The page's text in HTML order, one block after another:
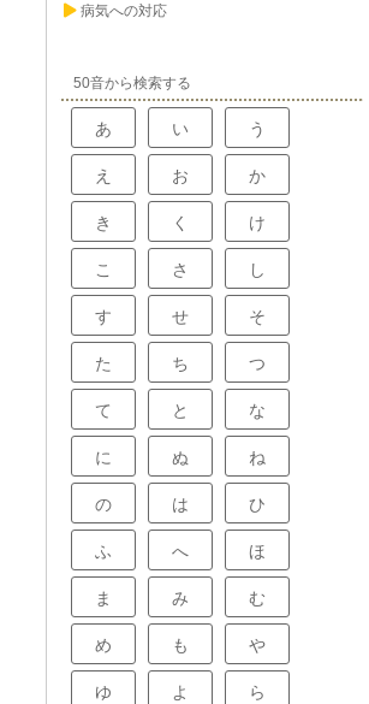
病気への対応
50音から検索する
あ い う
え お か
き く け
こ さ し
す せ そ
た ち つ
て と な
に ぬ ね
の は ひ
ふ へ ほ
ま み む
め も や
ゆ よ ら